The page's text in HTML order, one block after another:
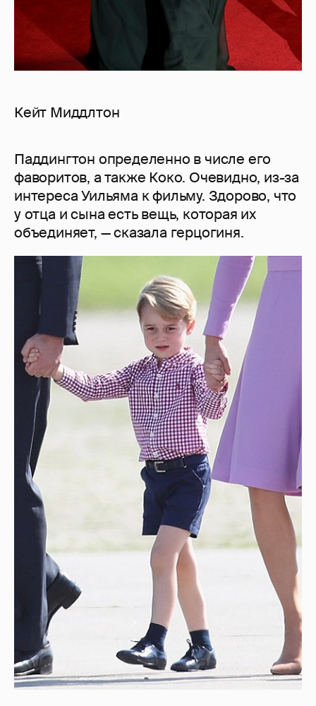
Кейт Миддлтон
Паддингтон определенно в числе его
фаворитов, а также Коко. Очевидно, из-за
интереса Уильяма к фильму. Здорово, что
у отца и сына есть вещь, которая их
объединяет, — сказала герцогиня.